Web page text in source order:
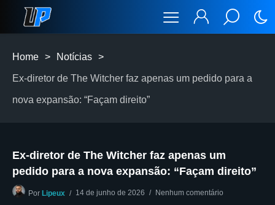
Home > Notícias >
Ex-diretor de The Witcher faz apenas um pedido para a
nova expansão: “Façam direito”
Ex-diretor de The Witcher faz apenas um
pedido para a nova expansão: “Façam direito”
Por Lipeux 14 de junho de 2026 Nenhum comentário